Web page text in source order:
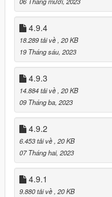
(still called v1.68).
4.9.94.9.4
18.289 tải về , 20 KB
19 Tháng sáu, 2023
4.9.3
14.884 tải về , 20 KB
09 Tháng ba, 2023
4.9.2
6.453 tải về , 20 KB
07 Tháng hai, 2023
4.9.1
9.880 tải về , 20 KB